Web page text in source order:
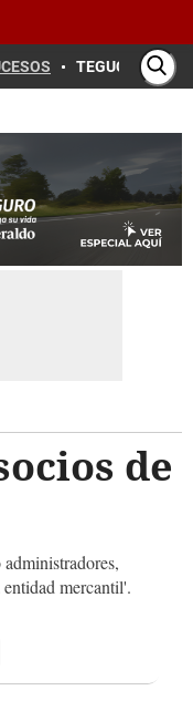
TEGUCIGALPA
de
mercantil'.